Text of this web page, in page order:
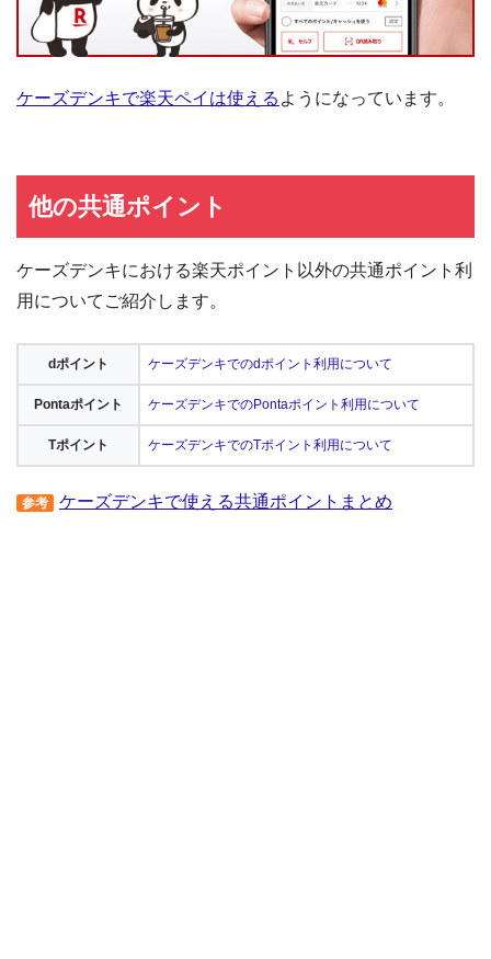
ケーズデンキで楽天ペイは使える ようになっています。
他の共通ポイント
ケーズデンキにおける楽天ポイント以外の共通ポイント利
用についてご紹介します。
dポイント ケーズデンキでのdポイント利用について
Pontaポイント ケーズデンキでのPontaポイント利用について
Tポイント ケーズデンキでのTポイント利用について
参考 ケーズデンキで使える共通ポイントまとめ